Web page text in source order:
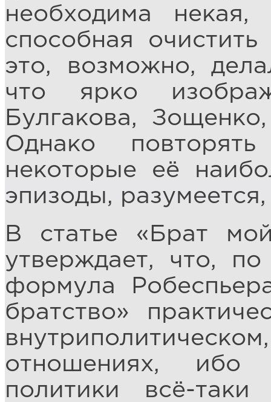
необходима
способная
это, возможно,
что ярко
Булгакова,
Однако
некоторые её
эпизоды,
В статье «Брат
утверждает, что,
формула
братство»
отношениях, ибо
политики всё-таки